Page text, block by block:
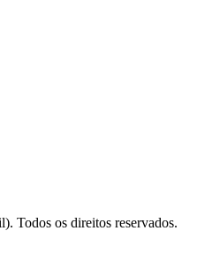
Todos os direitos reservados.